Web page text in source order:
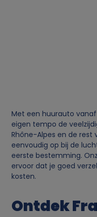
Met een huurauto
eigen tempo de
Rhône-Alpes en de rest
eenvoudig op bij de
eerste bestemming.
ervoor dat je goed
kosten.
Ontdek